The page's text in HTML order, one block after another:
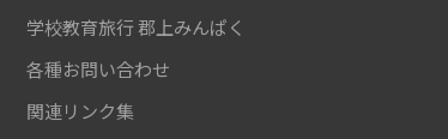
学校教育旅行郡上みんぱく
各種お問い合わせ
関連リンク集